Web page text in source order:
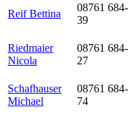
Reif Bettina
08761 684-
39
Riedmaier
Nicola
08761 684-
27
Schafhauser
Michael
08761 684-
74